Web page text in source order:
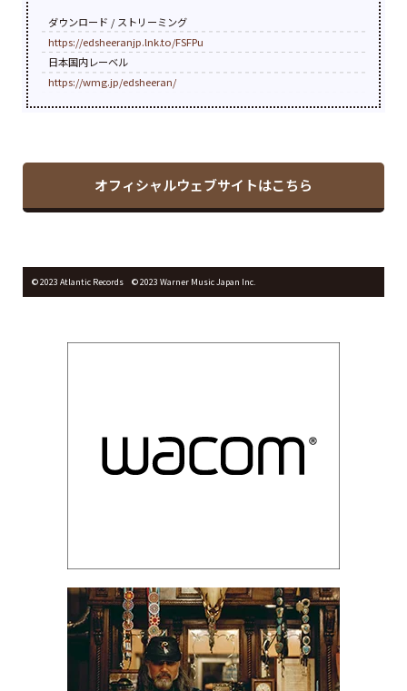
ダウンロード / ストリーミング
https://edsheeranjp.lnk.to/FSFPu
日本国内レーベル
https://wmg.jp/edsheeran/
オフィシャルウェブサイトはこちら
©︎ 2023 Atlantic Records © 2023 Warner Music Japan Inc.